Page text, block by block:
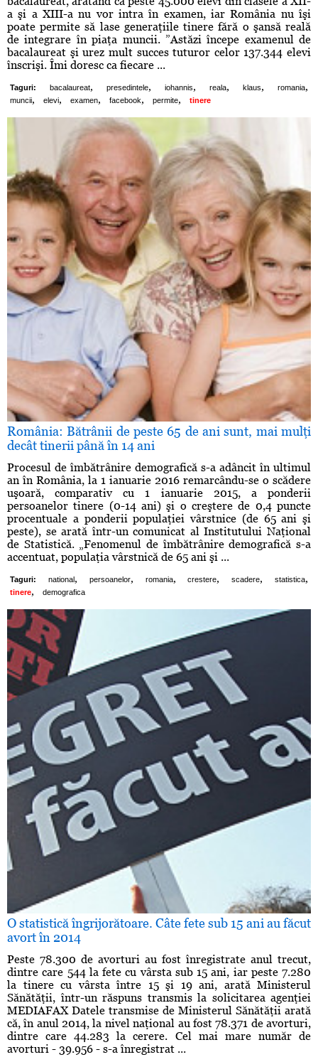
a şi a XIII-a nu vor intra în examen, iar România nu îşi
poate permite să lase generaţiile tinere fără o şansă reală
de integrare în piaţa muncii. ”Astăzi începe examenul de
bacalaureat şi urez mult succes tuturor celor 137.344 elevi
înscrişi. Îmi doresc ca fiecare ...
Taguri: bacalaureat, presedintele, iohannis, reala, klaus, romania,
muncii, elevi, examen, facebook, permite, tinere
România: Bătrânii de peste 65 de ani sunt, mai mulţi
decât tinerii până în 14 ani
Procesul de îmbătrânire demografică s-a adâncit în ultimul
an în România, la 1 ianuarie 2016 remarcându-se o scădere
uşoară, comparativ cu 1 ianuarie 2015, a ponderii
persoanelor tinere (0-14 ani) şi o creştere de 0,4 puncte
procentuale a ponderii populaţiei vârstnice (de 65 ani şi
peste), se arată într-un comunicat al Institutului Naţional
de Statistică. „Fenomenul de îmbătrânire demografică s-a
accentuat, populaţia vârstnică de 65 ani şi ...
Taguri: national, persoanelor, romania, crestere, scadere, statistica,
tinere, demografica
O statistică îngrijorătoare. Câte fete sub 15 ani au făcut
avort în 2014
Peste 78.300 de avorturi au fost înregistrate anul trecut,
dintre care 544 la fete cu vârsta sub 15 ani, iar peste 7.280
la tinere cu vârsta între 15 şi 19 ani, arată Ministerul
Sănătăţii, într-un răspuns transmis la solicitarea agenţiei
MEDIAFAX Datele transmise de Ministerul Sănătăţii arată
că, în anul 2014, la nivel naţional au fost 78.371 de avorturi,
dintre care 44.283 la cerere. Cel mai mare număr de
avorturi - 39.956 - s-a înregistrat ...